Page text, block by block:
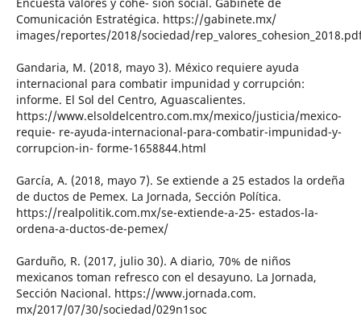
Comunicación Estratégica. https://gabinete.mx/
images/reportes/2018/sociedad/
Gandaria, M. (2018, mayo 3). México requiere ayuda
internacional para combatir impunidad y corrupción:
informe. El Sol del Centro, Aguascalientes.
https://www.elsoldelcentro.com.mx/mexico/justicia/mexico-
requie- re-ayuda-internacional-para-combatir-impunidad-y-
corrupcion-in- forme-1658844.html
García, A. (2018, mayo 7). Se extiende a 25 estados la ordeña
de ductos de Pemex. La Jornada, Sección Política.
https://realpolitik.com.mx/se-extiende-a-25- estados-la-
ordena-a-ductos-de-pemex/
Garduño, R. (2017, julio 30). A diario, 70% de niños
mexicanos toman refresco con el desayuno. La Jornada,
Sección Nacional. https://www.jornada.com.
mx/2017/07/30/sociedad/029n1soc